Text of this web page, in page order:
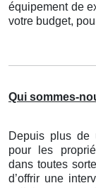
équipement de
votre budget,
Qui sommes-
Depuis plus de
pour les
dans toutes
d’offrir une